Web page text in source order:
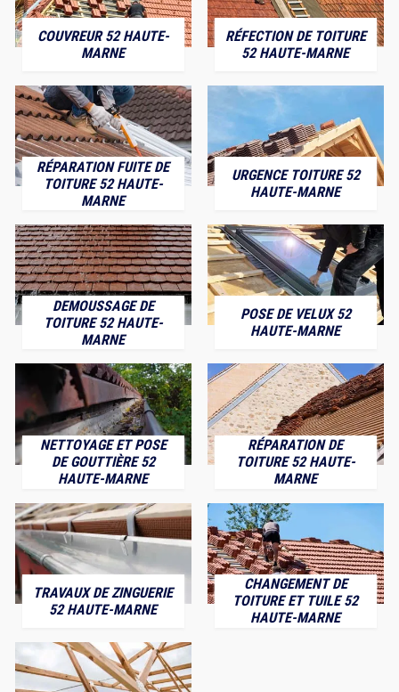
COUVREUR 52 HAUTE-
MARNE
RÉFECTION DE TOITURE
52 HAUTE-MARNE
RÉPARATION FUITE DE
TOITURE 52 HAUTE-
MARNE
URGENCE TOITURE 52
HAUTE-MARNE
DEMOUSSAGE DE
TOITURE 52 HAUTE-
MARNE
POSE DE VELUX 52
HAUTE-MARNE
NETTOYAGE ET POSE
DE GOUTTIÈRE 52
HAUTE-MARNE
RÉPARATION DE
TOITURE 52 HAUTE-
MARNE
TRAVAUX DE ZINGUERIE
52 HAUTE-MARNE
CHANGEMENT DE
TOITURE ET TUILE 52
HAUTE-MARNE